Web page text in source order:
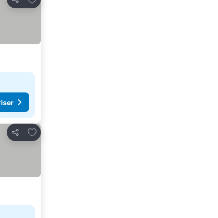
Del
Del
Legg til i favoritter